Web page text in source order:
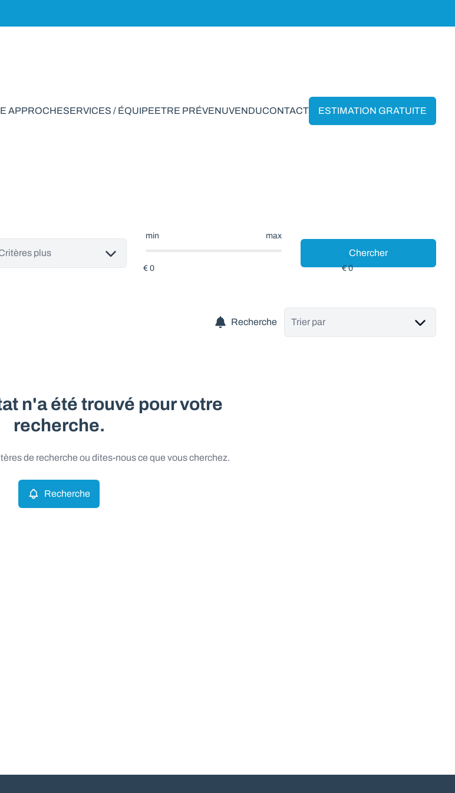
APPROCHESERVICES / ÉQUIPEETRE PRÉVENUVENDUCONTACT ESTIMATION GRATUITE
plus
min max
Chercher
Recherche Trier par
n'a été trouvé pour votre
recherche.
de recherche ou dites-nous ce que vous cherchez.
Recherche